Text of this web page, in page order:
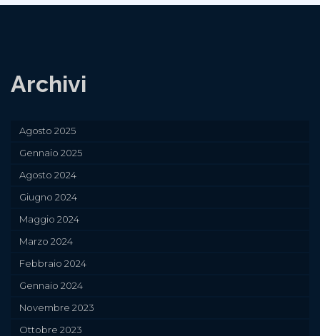
Archivi
Agosto 2025
Gennaio 2025
Agosto 2024
Giugno 2024
Maggio 2024
Marzo 2024
Febbraio 2024
Gennaio 2024
Novembre 2023
Ottobre 2023